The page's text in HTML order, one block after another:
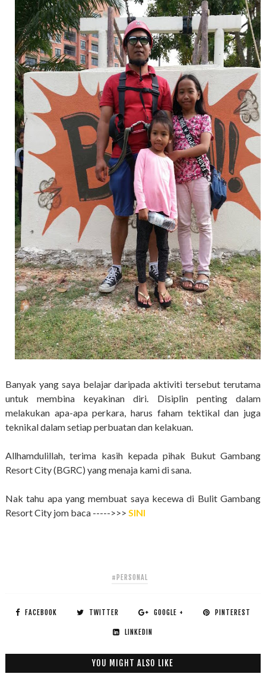
Banyak yang saya belajar daripada aktiviti tersebut terutama
untuk membina keyakinan diri. Disiplin penting dalam
melakukan apa-apa perkara, harus faham tektikal dan juga
teknikal dalam setiap perbuatan dan kelakuan.
Allhamdulillah, terima kasih kepada pihak Bukut Gambang
Resort City (BGRC) yang menaja kami di sana.
Nak tahu apa yang membuat saya kecewa di Bulit Gambang
Resort City jom baca ----->>> SINI
#PERSONAL
FACEBOOK TWITTER GOOGLE + PINTEREST
LINKEDIN
YOU MIGHT ALSO LIKE